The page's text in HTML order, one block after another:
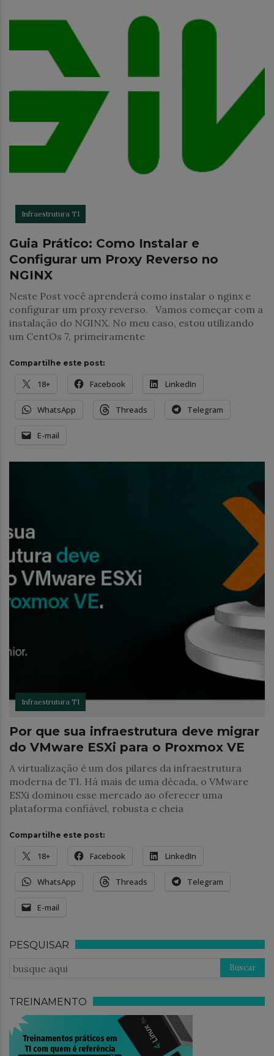
Infraestrutura TI
Guia Prático: Como Instalar e
Configurar um Proxy Reverso no
NGINX
Neste Post você aprenderá como instalar o nginx e
configurar um proxy reverso. Vamos começar com a
instalação do NGINX. No meu caso, estou utilizando
um CentOs 7, primeiramente
Compartilhe este post:
18+ Facebook LinkedIn
WhatsApp Threads Telegram
E-mail
Infraestrutura TI
Por que sua infraestrutura deve migrar
do VMware ESXi para o Proxmox VE
A virtualização é um dos pilares da infraestrutura
moderna de TI. Há mais de uma década, o VMware
ESXi dominou esse mercado ao oferecer uma
plataforma confiável, robusta e cheia
Compartilhe este post:
18+ Facebook LinkedIn
WhatsApp Threads Telegram
E-mail
PESQUISAR
TREINAMENTO